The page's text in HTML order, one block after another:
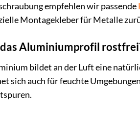
empfehlen wir passende
Montagekleber für Metalle
Aluminiumprofil
bildet an der Luft eine
sich auch für feuchte